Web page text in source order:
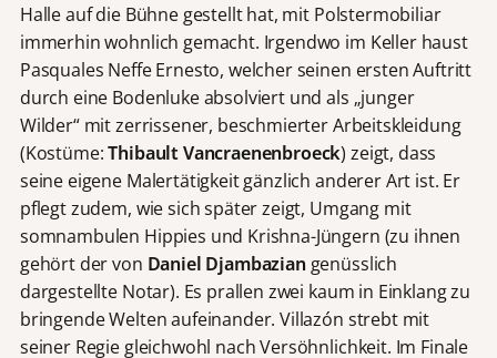
Halle auf die Bühne gestellt hat, mit Polstermobiliar
immerhin wohnlich gemacht. Irgendwo im Keller haust
Pasquales Neffe Ernesto, welcher seinen ersten Auftritt
durch eine Bodenluke absolviert und als „junger
Wilder“ mit zerrissener, beschmierter Arbeitskleidung
(Kostüme:Thibault Vancraenenbroeck) zeigt, dass
seine eigene Malertätigkeit gänzlich anderer Art ist. Er
pflegt zudem, wie sich später zeigt, Umgang mit
somnambulen Hippies und Krishna-Jüngern (zu ihnen
gehört der von Daniel Djambaziangenüsslich
dargestellte Notar). Es prallen zwei kaum in Einklang zu
bringende Welten aufeinander. Villazón strebt mit
seiner Regie gleichwohl nach Versöhnlichkeit. Im Finale